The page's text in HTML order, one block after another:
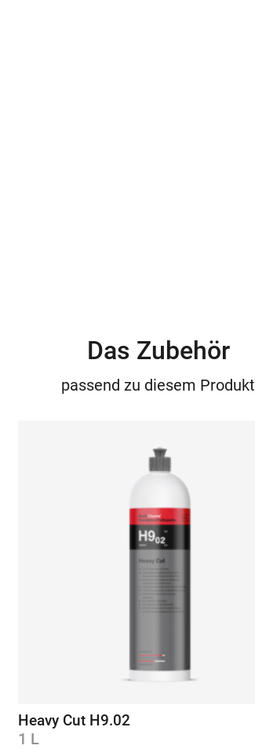
Das Zubehör
passend zu diesem Produkt
Heavy Cut H9.02
1 L